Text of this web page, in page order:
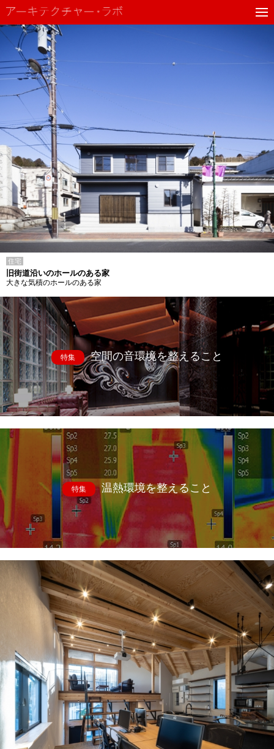
住宅
旧街道沿いのホールのある家
大きな気積のホールのある家
特集 空間の音環境を整えること
特集 温熱環境を整えること